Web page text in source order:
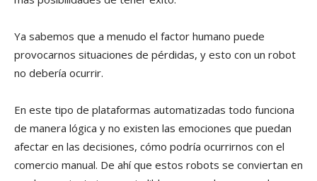
Ya sabemos que a menudo el factor humano puede
provocarnos situaciones de pérdidas, y esto con un robot
no debería ocurrir.
En este tipo de plataformas automatizadas todo funciona
de manera lógica y no existen las emociones que puedan
afectar en las decisiones, cómo podría ocurrirnos con el
comercio manual. De ahí que estos robots se conviertan en